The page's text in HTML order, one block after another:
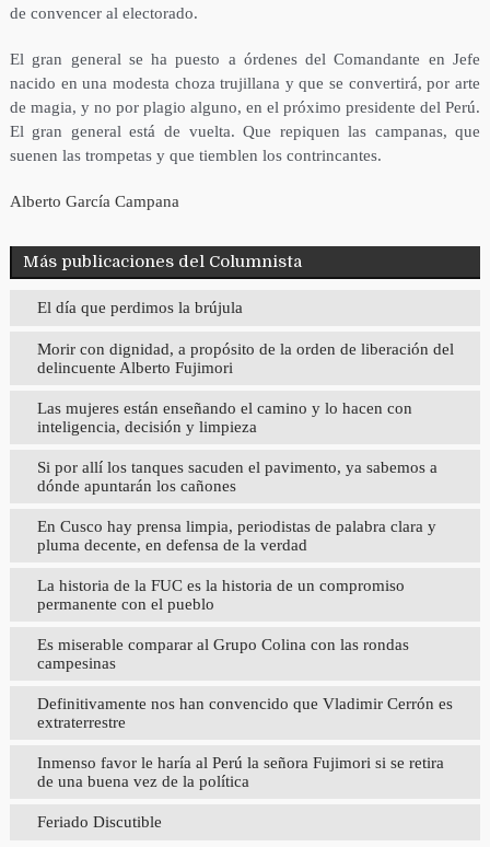
de convencer al electorado.
El gran general se ha puesto a órdenes del Comandante en Jefe
nacido en una modesta choza trujillana y que se convertirá, por arte
de magia, y no por plagio alguno, en el próximo presidente del Perú.
El gran general está de vuelta. Que repiquen las campanas, que
suenen las trompetas y que tiemblen los contrincantes.
Alberto García Campana
Más publicaciones del Columnista
El día que perdimos la brújula
Morir con dignidad, a propósito de la orden de liberación del
delincuente Alberto Fujimori
Las mujeres están enseñando el camino y lo hacen con
inteligencia, decisión y limpieza
Si por allí los tanques sacuden el pavimento, ya sabemos a
dónde apuntarán los cañones
En Cusco hay prensa limpia, periodistas de palabra clara y
pluma decente, en defensa de la verdad
La historia de la FUC es la historia de un compromiso
permanente con el pueblo
Es miserable comparar al Grupo Colina con las rondas
campesinas
Definitivamente nos han convencido que Vladimir Cerrón es
extraterrestre
Inmenso favor le haría al Perú la señora Fujimori si se retira
de una buena vez de la política
Feriado Discutible